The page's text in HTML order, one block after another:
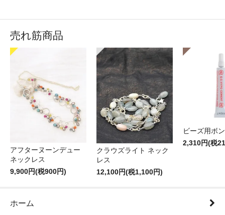
売れ筋商品
アフターヌーンデュー
ネックレス
9,900円(税900円)
クラウズライト ネック
レス
12,100円(税1,100円)
ビーズ用ボ
2,310円(税
ホーム